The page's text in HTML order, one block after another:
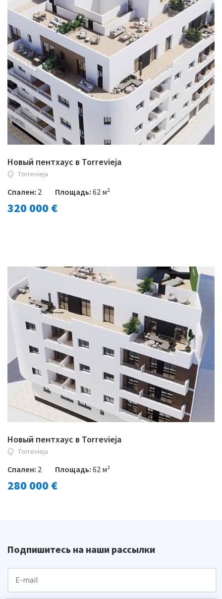
Новый пентхаус в Torrevieja
Torrevieja
Спален: 2 Площадь:62 м²
320 000 €
Новый пентхаус в Torrevieja
Torrevieja
Спален: 2 Площадь:62 м²
280 000 €
Подпишитесь на наши рассылки